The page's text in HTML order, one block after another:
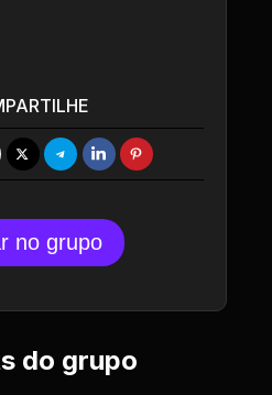
no grupo
do grupo